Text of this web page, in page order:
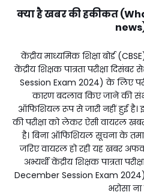
क्या है खबर की हकीकत
केंद्रीय माध्यमिक शिक्षा बोर्ड
केंद्रीय शिक्षक पात्रता परीक्षा
Session Exam 2024) के लिए
कारण बदलाव किए जाने की
ऑफिशियल रूप से जारी नहीं हुई
की परीक्षा को लेकर ऐसी वायरल
है। बिना ऑफिशियल सूचना के
जरिए वायरल हो रही यह खबर
अभ्यर्थी केंद्रीय शिक्षक पात्रता
December Session Exam
भरोसा